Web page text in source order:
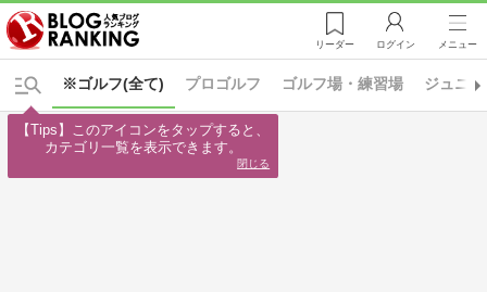
リーダー ログイン メニュー
※ゴルフ(全て) プロゴルフ ゴルフ場・練習場 ジュニア
【Tips】このアイコンをタップすると、
カテゴリ一覧を表示できます。
閉じる